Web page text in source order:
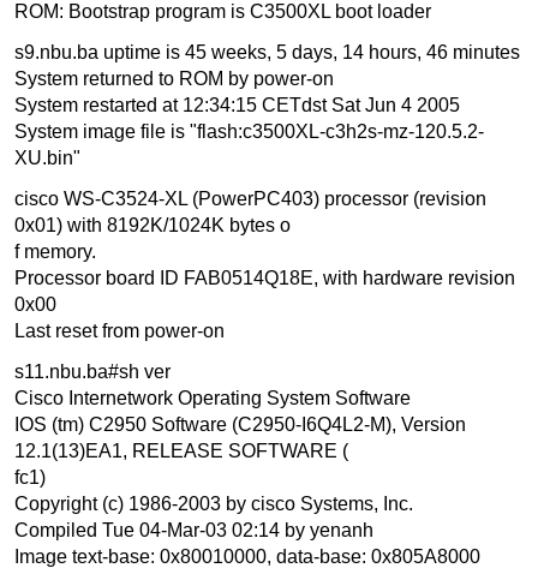
ROM: Bootstrap program is C3500XL boot loader
s9.nbu.ba uptime is 45 weeks, 5 days, 14 hours, 46 minutes
System returned to ROM by power-on
System restarted at 12:34:15 CETdst Sat Jun 4 2005
System image file is "flash:c3500XL-c3h2s-mz-120.5.2-
XU.bin"
cisco WS-C3524-XL (PowerPC403) processor (revision
0x01) with 8192K/1024K bytes o
f memory.
Processor board ID FAB0514Q18E, with hardware revision
0x00
Last reset from power-on
s11.nbu.ba#sh ver
Cisco Internetwork Operating System Software
IOS (tm) C2950 Software (C2950-I6Q4L2-M), Version
12.1(13)EA1, RELEASE SOFTWARE (
fc1)
Copyright (c) 1986-2003 by cisco Systems, Inc.
Compiled Tue 04-Mar-03 02:14 by yenanh
Image text-base: 0x80010000, data-base: 0x805A8000